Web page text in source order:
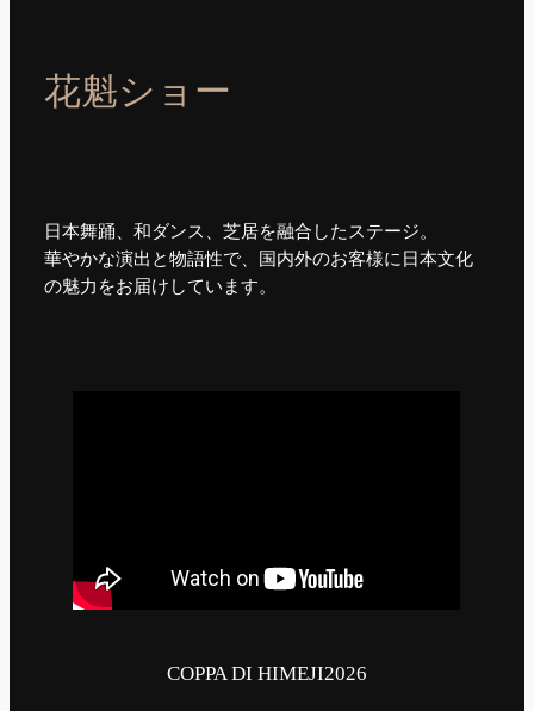
花魁ショー
日本舞踊、和ダンス、芝居を融合したステージ。
華やかな演出と物語性で、国内外のお客様に日本文化
の魅力をお届けしています。
COPPA DI HIMEJI2026